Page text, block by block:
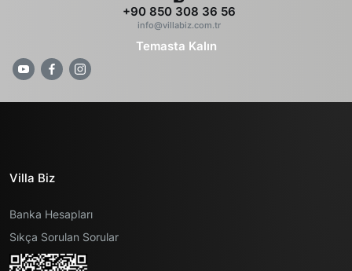
+90 850 308 36 56
info@villabiz.com.tr
Temasta Kalın
Villa Biz
Banka Hesapları
Sıkça Sorulan Sorular